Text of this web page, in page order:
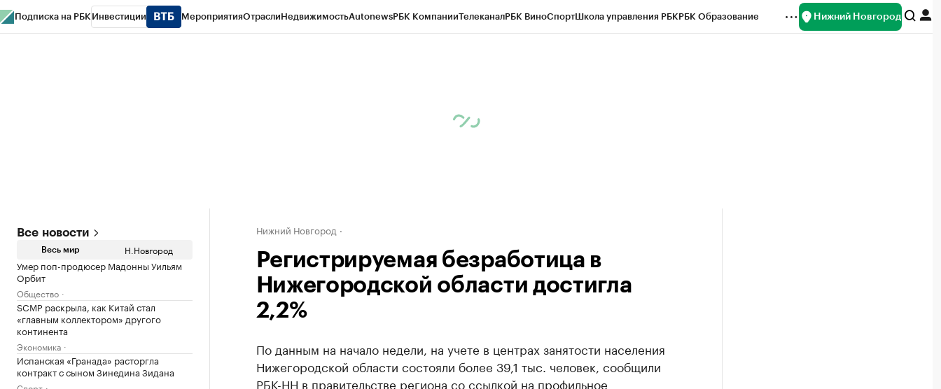
Подписка на РБК Инвестиции МероприятияОтраслиНедвижимостьAutonewsРБК КомпанииТелеканалРБК ВиноСпортШкола управления РБКРБК Образование Нижний Новгород
Все новости
Весь мир Н.Новгород
Умер поп-продюсер Мадонны Уильям
Орбит
Общество
SCMP раскрыла, как Китай стал
«главным коллектором» другого
континента
Экономика
Испанская «Гранада» расторгла
контракт с сыном Зинедина Зидана
Нижний Новгород
Регистрируемая безработица в
Нижегородской области достигла
2,2%
По данным на начало недели, на учете в центрах занятости населения
Нижегородской области состояли более 39,1 тыс. человек, сообщили
РБК-НН в правительстве региона со ссылкой на профильное